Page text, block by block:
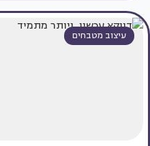
עיצוב מטבחים